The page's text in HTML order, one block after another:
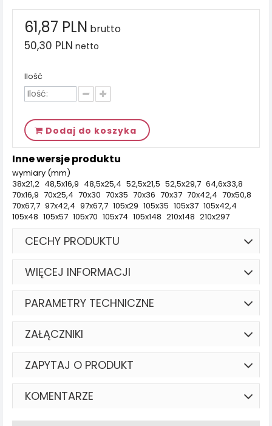
61,87 PLN brutto
50,30 PLN netto
Ilość
Dodaj do koszyka
Inne wersje produktu
wymiary (mm)
38x21,2 48,5x16,9 48,5x25,4 52,5x21,5 52,5x29,7 64,6x33,8
70x16,9 70x25,4 70x30 70x35 70x36 70x37 70x42,4 70x50,8
70x67,7 97x42,4 97x67,7 105x29 105x35 105x37 105x42,4
105x48 105x57 105x70 105x74 105x148 210x148 210x297
CECHY PRODUKTU
WIĘCEJ INFORMACJI
PARAMETRY TECHNICZNE
ZAŁĄCZNIKI
ZAPYTAJ O PRODUKT
KOMENTARZE